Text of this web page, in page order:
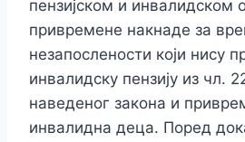
пензијском и инвалидском
привремене накнаде за
незапослености који нису
инвалидску пензију из чл.
наведеног закона и
инвалидна деца. Поред